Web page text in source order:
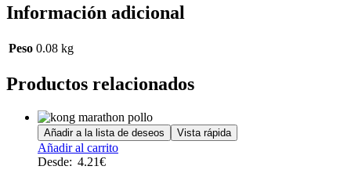
Información adicional
Peso 0.08 kg
Productos relacionados
Añadir a la lista de deseos Vista rápida
Añadir al carrito
Desde: 4.21€